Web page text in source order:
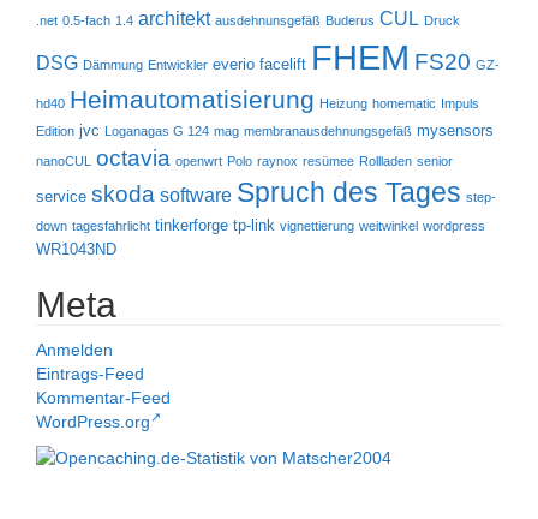
.net 0.5-fach 1.4 architekt ausdehnunsgefäß Buderus CUL Druck
DSG Dämmung Entwickler everio facelift FHEM FS20 GZ-
hd40 Heimautomatisierung Heizung homematic
Impuls
Edition jvc Loganagas G 124 mag membranausdehnungsgefäß mysensors
nanoCUL octavia openwrt Polo raynox resümee Rollladen senior
service skoda software Spruch des Tages step-
down tagesfahrlicht tinkerforge tp-link vignettierung weitwinkel wordpress
WR1043ND
Meta
Anmelden
Eintrags-Feed
Kommentar-Feed
WordPress.org